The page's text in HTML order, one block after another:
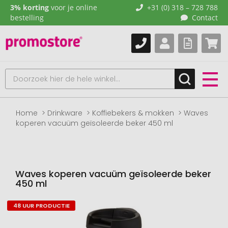
3% korting voor je online
bestelling
+31 (0) 318 – 728 788
Contact
Home Drinkware Koffiebekers & mokken
Waves
koperen vacuüm geïsoleerde beker 450 ml
Waves koperen vacuüm geïsoleerde beker
450 ml
Naar
48 UUR PRODUCTIE